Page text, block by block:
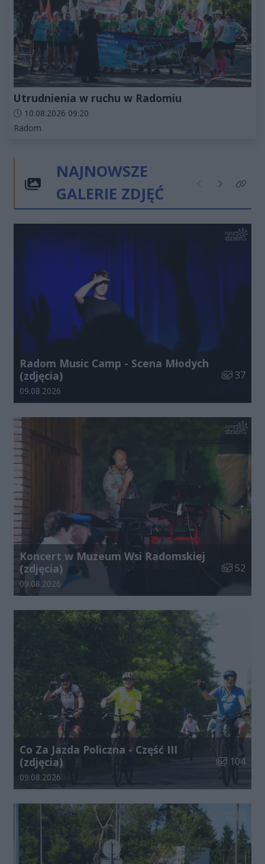
Utrudnienia w ruchu w Radomiu
Data dodania artykułu:
10.08.2026 09:20
Kategorie artykułu:
Radom
NAJNOWSZE
GALERIE ZDJĘĆ
Poprzednie
NastępneKliknij
Radom Music Camp - Scena Młodych
(zdjęcia)
Liczba
37
Data dodania galerii:
09.08.2026
Koncert w Muzeum Wsi Radomskiej
(zdjęcia)
Liczba
52
Data dodania galerii:
09.08.2026
Co Za Jazda Policzna - Część III
(zdjęcia)
Liczba
104
Data dodania galerii:
09.08.2026